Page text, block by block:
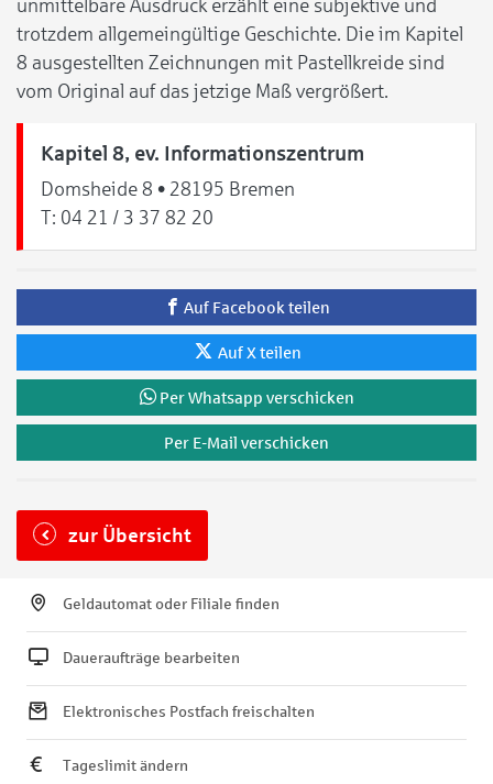
unmittelbare Ausdruck erzählt eine subjektive und
trotzdem allgemeingültige Geschichte. Die im Kapitel
8 ausgestellten Zeichnungen mit Pastellkreide sind
vom Original auf das jetzige Maß vergrößert.
Kapitel 8, ev. Informationszentrum
Domsheide 8 • 28195 Bremen
T: 04 21 / 3 37 82 20
Auf Facebook teilen
Auf X teilen
Per Whatsapp verschicken
Per E-Mail verschicken
zur Übersicht
Geldautomat oder Filiale finden
Daueraufträge bearbeiten
Elektronisches Postfach freischalten
Tageslimit ändern